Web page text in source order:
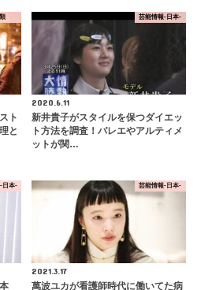
ト
と
芸能情報-日本-
2020.6.11
新井貴子がスタイルを保つダイエッ
ト方法を調査！バレエやアルティメ
ットが関…
日本- 芸能情報-日本-
2021.3.17
萬波ユカが看護師時代に働いてた病